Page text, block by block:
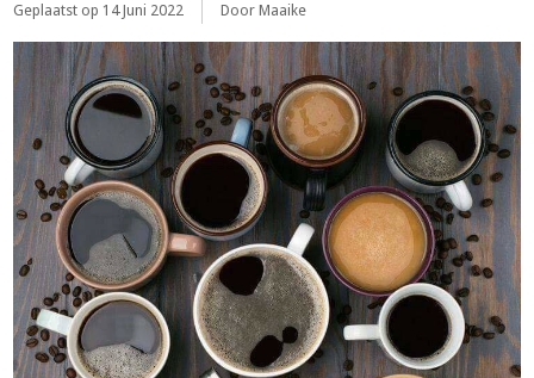
Geplaatst op 14 Juni 2022 Door Maaike